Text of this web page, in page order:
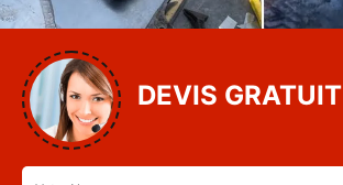
DEVIS GRATUIT